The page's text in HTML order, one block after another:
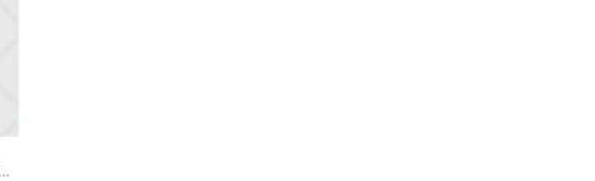
Труси чоловічі VOVOBOY 990164 Різні кольори